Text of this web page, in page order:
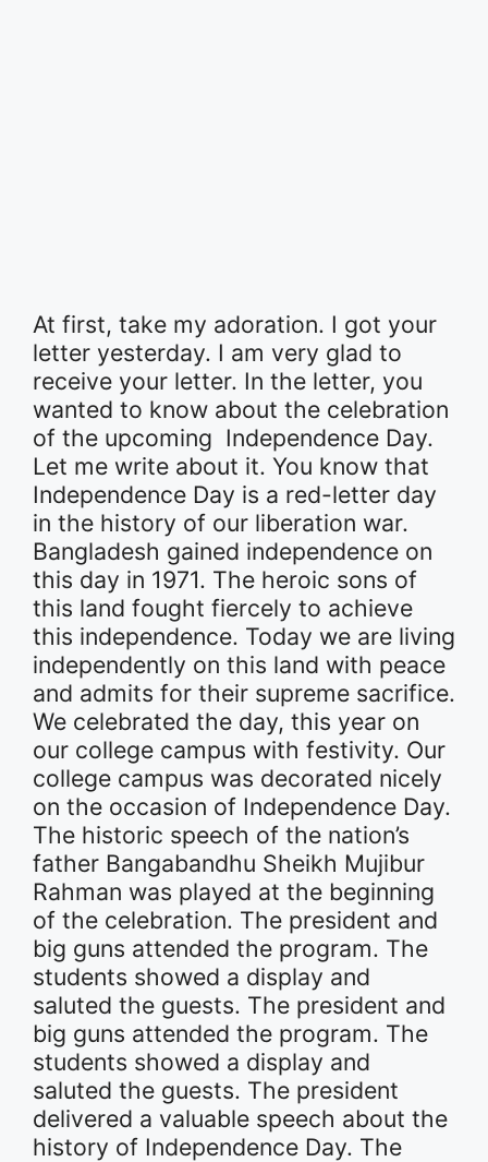
At first, take my adoration. I got your
letter yesterday. I am very glad to
receive your letter. In the letter, you
wanted to know about the celebration
of the upcoming Independence Day.
Let me write about it. You know that
Independence Day is a red-letter day
in the history of our liberation war.
Bangladesh gained independence on
this day in 1971. The heroic sons of
this land fought fiercely to achieve
this independence. Today we are living
independently on this land with peace
and admits for their supreme sacrifice.
We celebrated the day, this year on
our college campus with festivity. Our
college campus was decorated nicely
on the occasion of Independence Day.
The historic speech of the nation’s
father Bangabandhu Sheikh Mujibur
Rahman was played at the beginning
of the celebration. The president and
big guns attended the program. The
students showed a display and
saluted the guests. The president and
big guns attended the program. The
students showed a display and
saluted the guests. The president
delivered a valuable speech about the
history of Independence Day. The